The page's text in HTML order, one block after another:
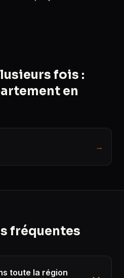
fois :
en
→
fréquentes
toute la région